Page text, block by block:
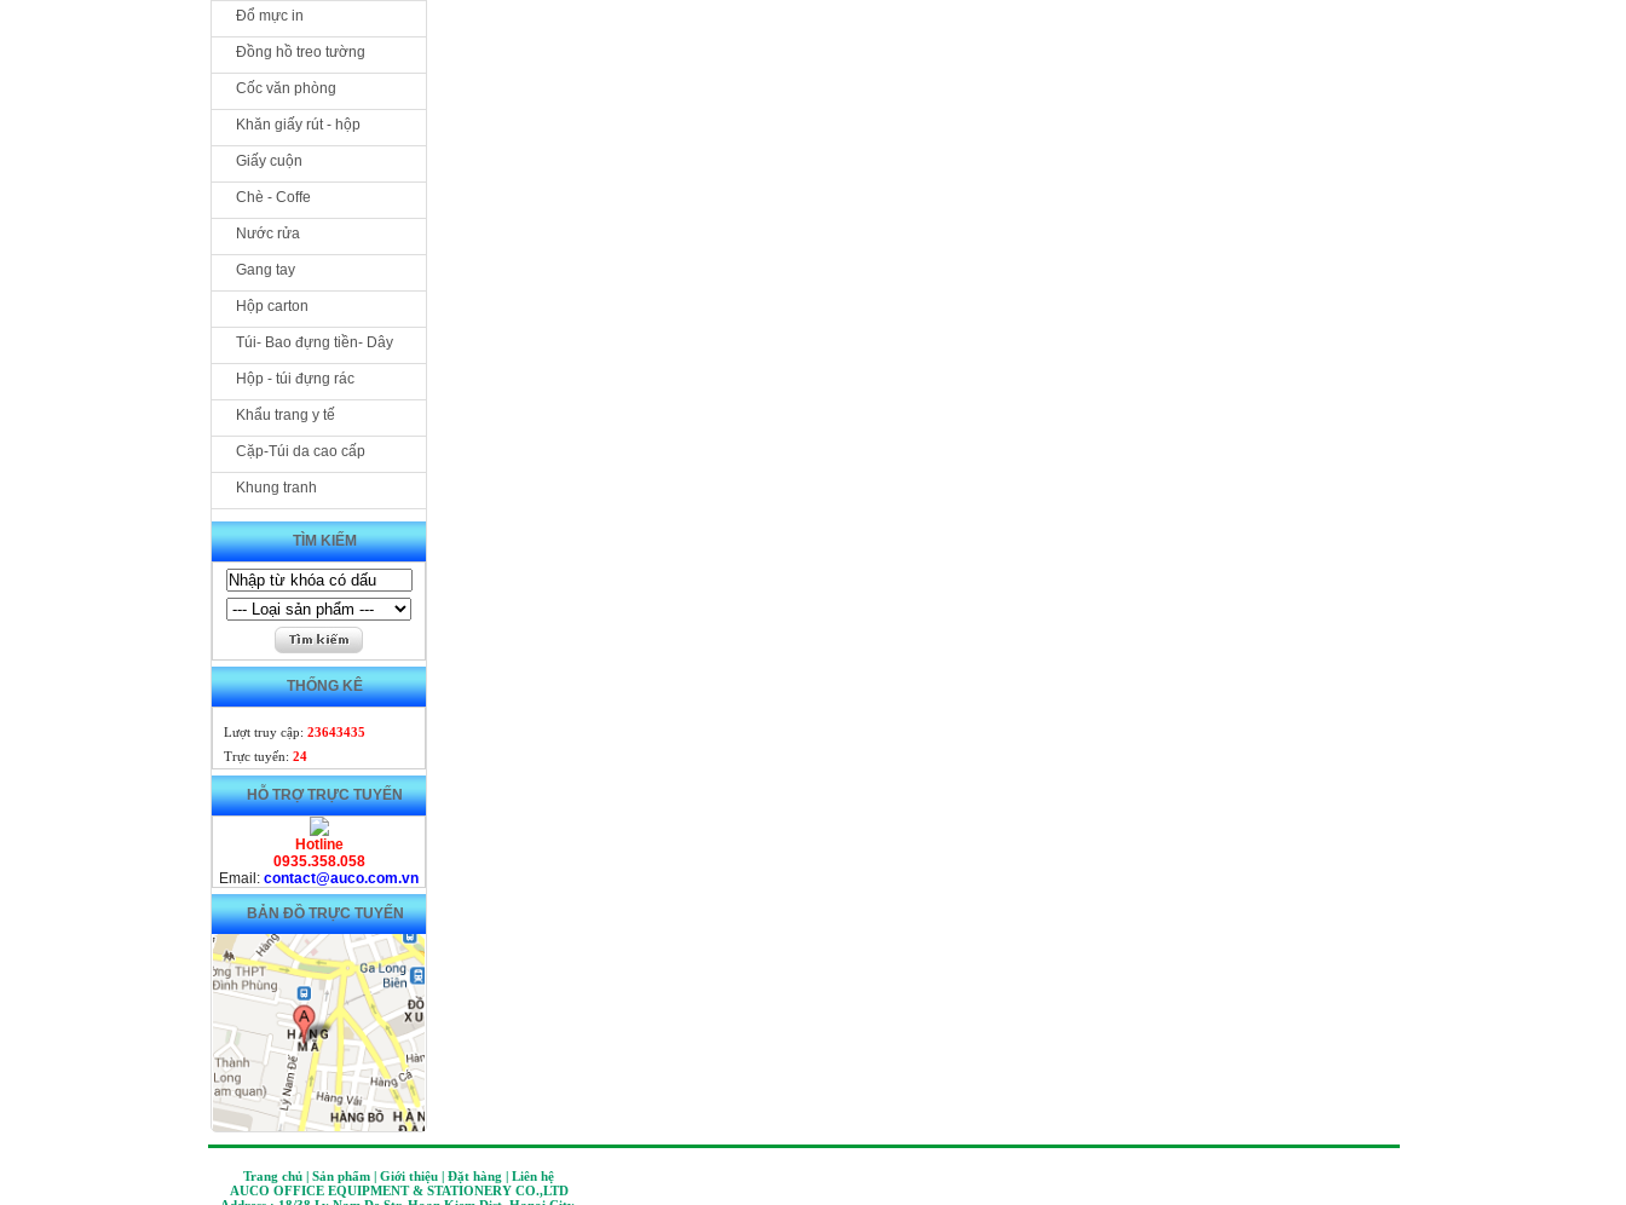
Đổ mực in
Đồng hồ treo tường
Cốc văn phòng
Khăn giấy rút - hộp
Giấy cuộn
Chè - Coffe
Nước rửa
Gang tay
Hộp carton
Túi- Bao đựng tiền- Dây
Hộp - túi đựng rác
Khẩu trang y tế
Cặp-Túi da cao cấp
Khung tranh
TÌM KIẾM
THỐNG KÊ
Lượt truy cập: 23643435
Trực tuyến: 24
HỖ TRỢ TRỰC TUYẾN
Hotline
0935.358.058
Email: contact@auco.com.vn
BẢN ĐỒ TRỰC TUYẾN
Trang chủ | Sản phẩm | Giới thiệu | Đặt hàng | Liên hệ
AUCO OFFICE EQUIPMENT & STATIONERY CO.,LTD